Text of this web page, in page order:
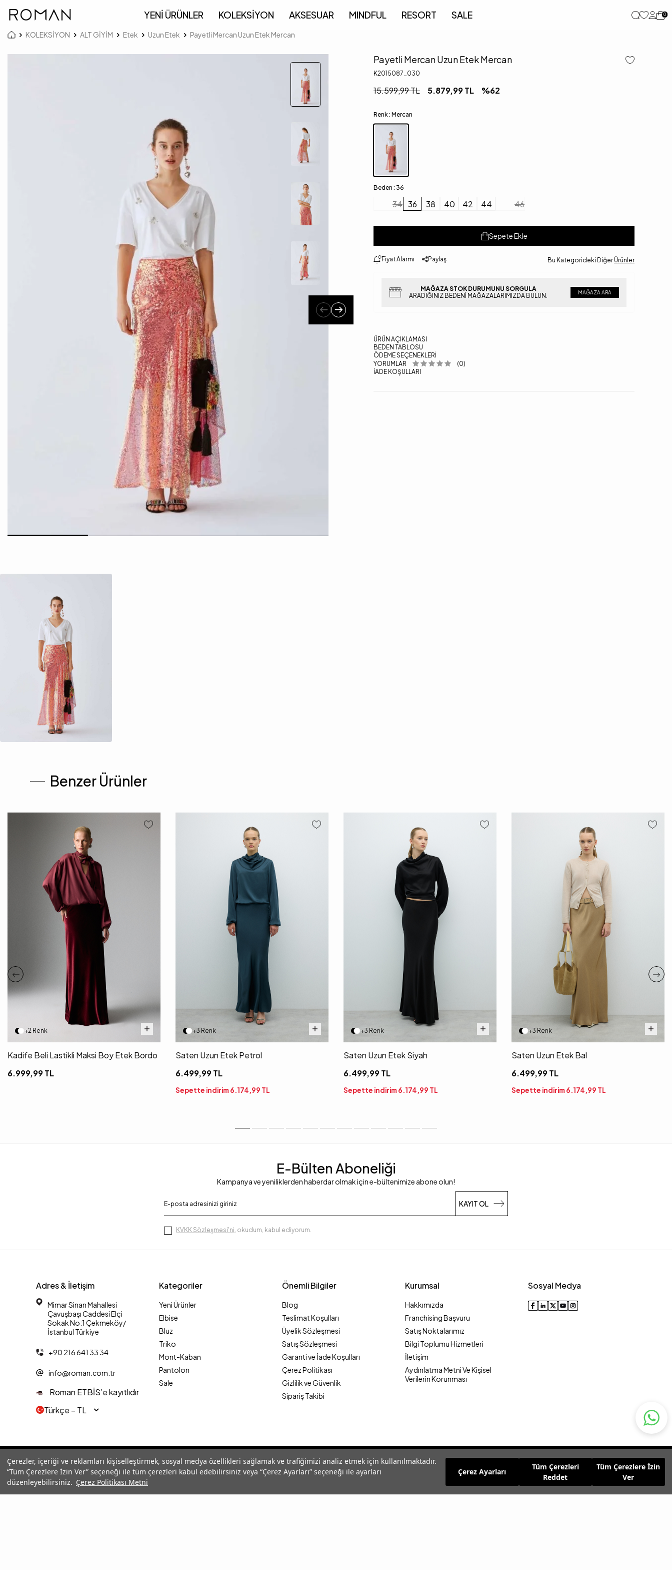
Çerezler, içeriği ve reklamları kişiselleştirmek, sosyal medya özellikleri sağlamak ve trafiğimizi analiz etmek için kullanılmaktadır.
“Tüm Çerezlere İzin Ver” seçeneği ile tüm çerezleri kabul edebilirsiniz veya “Çerez Ayarları” seçeneği ile ayarları
düzenleyebilirsiniz. Çerez Politikası Metni
Çerez Ayarları
Tüm Çerezleri
Reddet
Tüm Çerezlere İzin
Ver
YENİ ÜRÜNLER KOLEKSİYON AKSESUAR MINDFUL RESORT SALE 0
KOLEKSİYON ALT GİYİM Etek Uzun Etek Payetli Mercan Uzun Etek Mercan
Payetli Mercan Uzun Etek Mercan
K2015087_030
15.599,99TL 5.879,99TL %62
Renk : Mercan
Beden : 36
34 36 38 40 42 44 46
Sepete Ekle
Fiyat Alarmı Paylaş Bu Kategorideki Diğer Ürünler
MAĞAZA STOK DURUMUNU SORGULA
ARADIĞINIZ BEDENI MAĞAZALARIMIZDA BULUN.
MAĞAZA ARA
ÜRÜN AÇIKLAMASI
BEDEN TABLOSU
ÖDEME SEÇENEKLERI
YORUMLAR
(0)
İADE KOŞULLARI
Benzer Ürünler
+2 Renk
Kadife Beli Lastikli Maksi Boy Etek Bordo
6.999,99TL
+3 Renk
Saten Uzun Etek Petrol
6.499,99TL
Sepette indirim6.174,99 TL
+3 Renk
Saten Uzun Etek Siyah
6.499,99TL
Sepette indirim6.174,99 TL
+3 Renk
Saten Uzun Etek Bal
6.499,99TL
Sepette indirim6.174,99 TL
E-Bülten Aboneliği
Kampanya ve yeniliklerden haberdar olmak için e-bültenimize abone olun!
KAYIT OL
KVKK Sözleşmesi'ni, okudum, kabul ediyorum.
Adres & İletişim
Mimar Sinan Mahallesi
Çavuşbaşı Caddesi Elçi
Sokak No:1 Çekmeköy/
İstanbul Türkiye
+90 216 641 33 34
info@roman.com.tr
Roman ETBİS’e kayıtlıdır
Türkçe − TL
Kategoriler
Yeni Ürünler
Elbise
Bluz
Triko
Mont-Kaban
Pantolon
Sale
Önemli Bilgiler
Blog
Teslimat Koşulları
Üyelik Sözleşmesi
Satış Sözleşmesi
Garanti ve İade Koşulları
Çerez Politikası
Gizlilik ve Güvenlik
Sipariş Takibi
Kurumsal
Hakkımızda
Franchising Başvuru
Satış Noktalarımız
Bilgi Toplumu Hizmetleri
İletişim
Aydınlatma Metni Ve Kişisel
Verilerin Korunması
Sosyal Medya
© 2025 Roman® Tüm Hakları Saklıdır, İzinsiz kullanılamaz